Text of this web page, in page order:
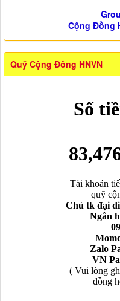
Cộng Đồng
Quỹ Cộng Đồng HNVN